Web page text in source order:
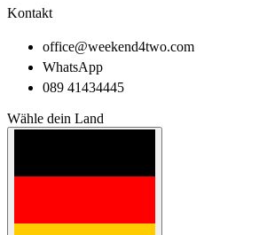
Kontakt
office@weekend4two.com
WhatsApp
089 41434445
Wähle dein Land